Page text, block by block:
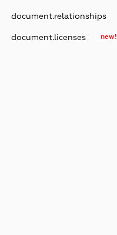
document.relationships
document.licenses new!